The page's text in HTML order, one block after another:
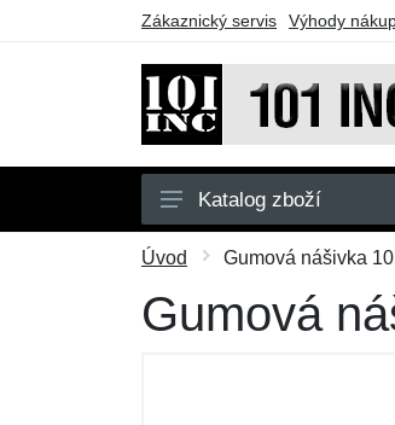
Zákaznický servis Výhody
Pánské
Dětské
Katalog zboží
Úvod Gumová nášivka
Gumová